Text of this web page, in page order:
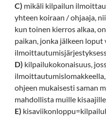
C) mikäli kilpailun
yhteen koiraan / ohjaaja,
kun toinen kierros alkaa,
paikan, jonka jälkeen loput
D) kilpailukokonaisuus,
ohjeen mukaisesti saman
mahdollista muille kisaajille.
E)